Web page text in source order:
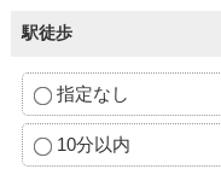
駅徒歩
指定なし
10分以内